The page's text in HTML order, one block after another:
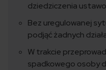
dziedziczenia
Bez uregulowanej
podjąć żadnych
W trakcie
spadkowego osoby